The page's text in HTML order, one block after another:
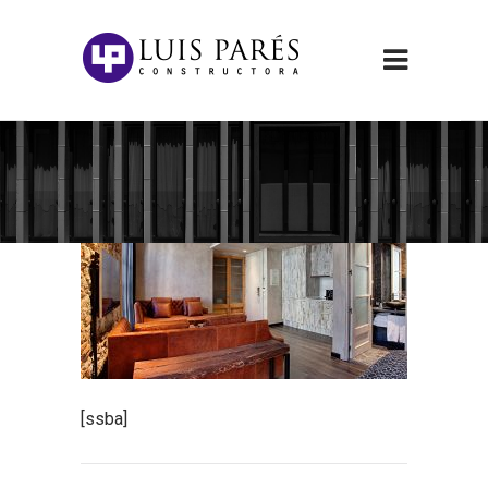
[ssba]